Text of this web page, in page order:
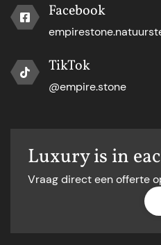
Facebook
TikTok
@empire.stone
Luxury is in
Vraag direct een offerte